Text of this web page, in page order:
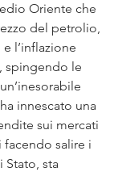
Oriente che
del petrolio,
l’inflazione
spingendo le
innescato una
sui mercati
salire i
sta